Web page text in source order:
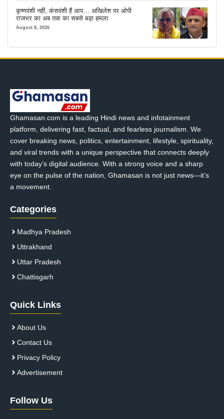
कृष्णवंशी नहीं, कंसवंशी हैं आप… अखिलेश पर ओपी
राजभर का अब तक का सबसे बड़ा हमला
August 8, 2026
Ghamasan.com is a leading Hindi news and infotainment
platform, delivering fast, factual, and fearless journalism. We
cover breaking news, politics, entertainment, lifestyle, spirituality,
and viral trends with a unique perspective that connects deeply
with today’s digital audience. With a strong voice and a sharp
eye on the pulse of the nation, Ghamasan is not just news—it’s
a movement.
Categories
Madhya Pradesh
Uttrakhand
Uttar Pradesh
Chattisgarh
Quick Links
About Us
Contact Us
Privacy Policy
Advertisement
Follow Us